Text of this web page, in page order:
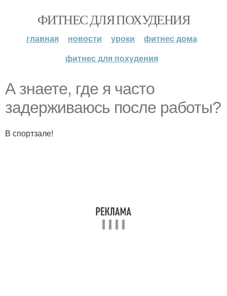
ФИТНЕС ДЛЯ ПОХУДЕНИЯ
главная новости уроки
фитнес дома
фитнес для похудения
А знаете, где я часто
задерживаюсь после работы?
В спортзале!